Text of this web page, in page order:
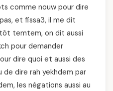
comme nouw pour dire
et fissa3, il me dit
temtem, on dit aussi
pour demander
dire quoi et aussi des
de dire rah yekhdem par
les négations aussi au